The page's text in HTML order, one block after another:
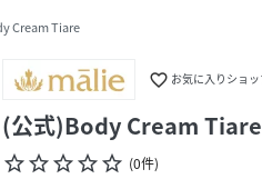
Cream Tiare
favorite_border お気に入りショ
(公式)Body Cream Tiare
star_borderstar_borderstar_borderstar_borderstar_border (0件)